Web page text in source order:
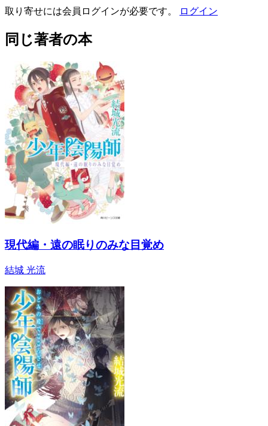
取り寄せには会員ログインが必要です。 ログイン
同じ著者の本
現代編・遠の眠りのみな目覚め
結城 光流